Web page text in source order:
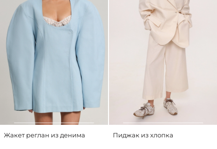
Жакет реглан из денима Пиджак из хлопка